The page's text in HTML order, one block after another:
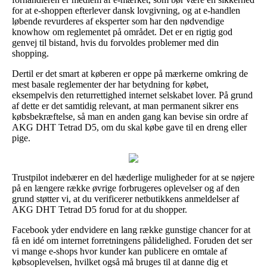
for at e-shoppen efterlever dansk lovgivning, og at e-handlen
løbende revurderes af eksperter som har den nødvendige
knowhow om reglementet på området. Det er en rigtig god
genvej til bistand, hvis du forvoldes problemer med din
shopping.
Dertil er det smart at køberen er oppe på mærkerne omkring de
mest basale reglementer der har betydning for købet,
eksempelvis den returrettighed internet selskabet lover. På grund
af dette er det samtidig relevant, at man permanent sikrer ens
købsbekræftelse, så man en anden gang kan bevise sin ordre af
AKG DHT Tetrad D5, om du skal købe gave til en dreng eller
pige.
Trustpilot indebærer en del hæderlige muligheder for at se nøjere
på en længere række øvrige forbrugeres oplevelser og af den
grund støtter vi, at du verificerer netbutikkens anmeldelser af
AKG DHT Tetrad D5 forud for at du shopper.
Facebook yder endvidere en lang række gunstige chancer for at
få en idé om internet forretningens pålidelighed. Foruden det ser
vi mange e-shops hvor kunder kan publicere en omtale af
købsoplevelsen, hvilket også må bruges til at danne dig et